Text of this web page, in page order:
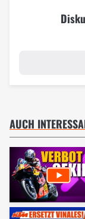
AUCH